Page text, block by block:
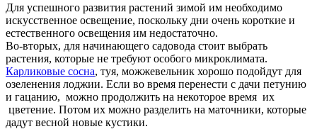
Для успешного развития растений зимой им необходимо
искусственное освещение, поскольку дни очень короткие и
естественного освещения им недостаточно.
Во-вторых, для начинающего садовода стоит выбрать
растения, которые не требуют особого микроклимата.
Карликовые сосна, туя, можжевельник хорошо подойдут для
озеленения лоджии. Если во время перенести с дачи петунию
и гацанию, можно продолжить на некоторое время их
цветение. Потом их можно разделить на маточники, которые
дадут весной новые кустики.